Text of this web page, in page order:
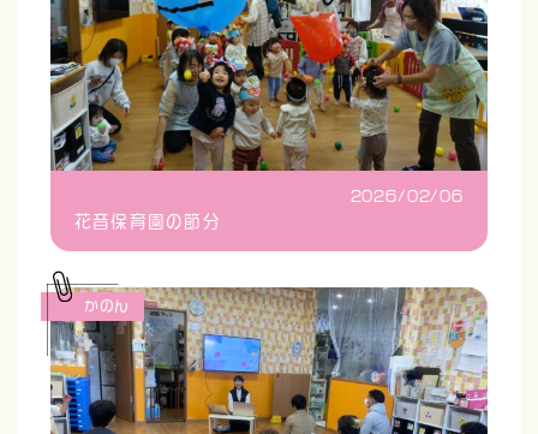
2026/02/06
花音保育園の節分
かのん